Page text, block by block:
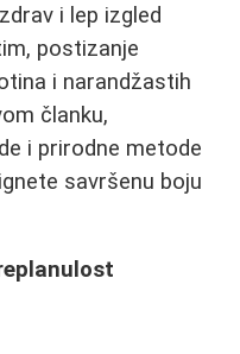
i lep izgled
postizanje
i narandžastih
članku,
i prirodne metode
savršenu boju